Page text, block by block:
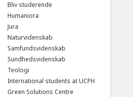
Bliv studerende
Humaniora
Jura
Naturvidenskab
Samfundsvidenskab
Sundhedsvidenskab
Teologi
International students at UCPH
Green Solutions Centre